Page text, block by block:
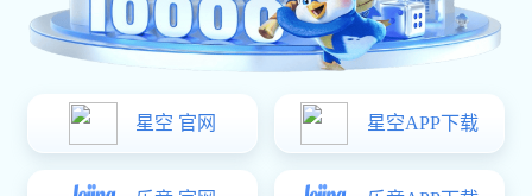
电力系统
亿万28光电耦合器电力，